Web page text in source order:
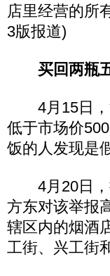
店里经营的所
3版报道)
买回两瓶
4月15日，
低于市场价
饭的人发现是
4月20日，
方东对该举报
辖区内的烟酒
工街、兴工街